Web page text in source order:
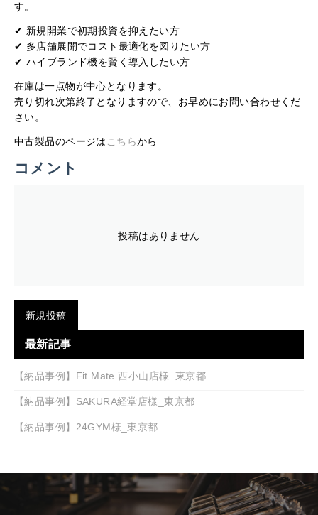
す。
✔ 新規開業で初期投資を抑えたい方
✔ 多店舗展開でコスト最適化を図りたい方
✔ ハイブランド機を賢く導入したい方
在庫は一点物が中心となります。
売り切れ次第終了となりますので、お早めにお問い合わせくだ
さい。
中古製品のページは こちらから
コメント
投稿はありません
新規投稿
最新記事
【納品事例】Fit Mate 西小山店様_東京都
【納品事例】SAKURA経堂店様_東京都
【納品事例】24GYM様_東京都